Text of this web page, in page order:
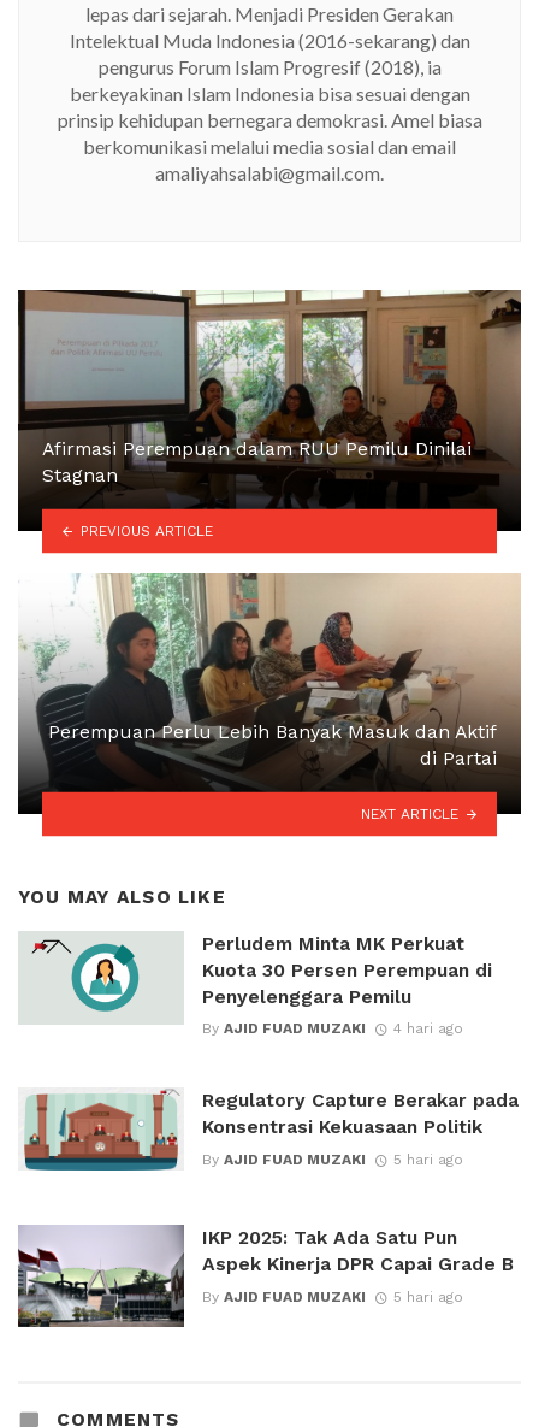
lepas dari sejarah. Menjadi Presiden Gerakan
Intelektual Muda Indonesia (2016-sekarang) dan
pengurus Forum Islam Progresif (2018), ia
berkeyakinan Islam Indonesia bisa sesuai dengan
prinsip kehidupan bernegara demokrasi. Amel biasa
berkomunikasi melalui media sosial dan email
amaliyahsalabi@gmail.com.
Afirmasi Perempuan dalam RUU Pemilu Dinilai
Stagnan
PREVIOUS ARTICLE
Perempuan Perlu Lebih Banyak Masuk dan Aktif
di Partai
NEXT ARTICLE
YOU MAY ALSO LIKE
Perludem Minta MK Perkuat
Kuota 30 Persen Perempuan di
Penyelenggara Pemilu
By AJID FUAD MUZAKI 4 hari ago
Regulatory Capture Berakar pada
Konsentrasi Kekuasaan Politik
By AJID FUAD MUZAKI 5 hari ago
IKP 2025: Tak Ada Satu Pun
Aspek Kinerja DPR Capai Grade B
By AJID FUAD MUZAKI 5 hari ago
COMMENTS